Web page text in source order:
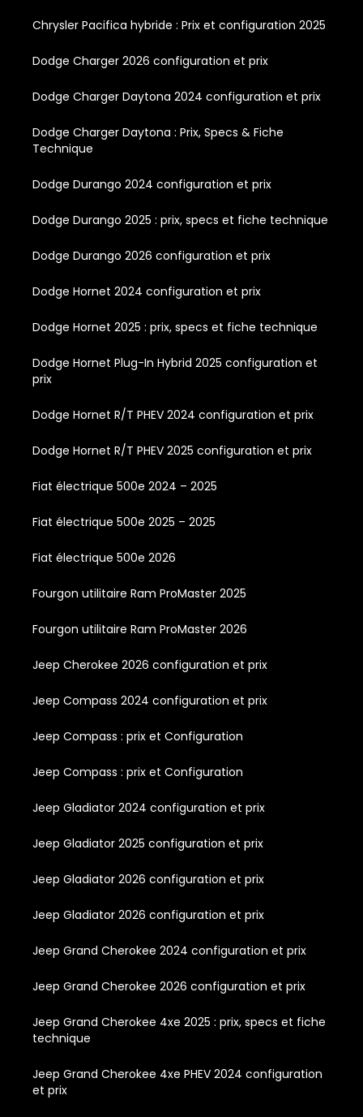
Chrysler Pacifica hybride : Prix et configuration 2025
Dodge Charger 2026 configuration et prix
Dodge Charger Daytona 2024 configuration et prix
Dodge Charger Daytona : Prix, Specs & Fiche
Technique
Dodge Durango 2024 configuration et prix
Dodge Durango 2025 : prix, specs et fiche technique
Dodge Durango 2026 configuration et prix
Dodge Hornet 2024 configuration et prix
Dodge Hornet 2025 : prix, specs et fiche technique
Dodge Hornet Plug-In Hybrid 2025 configuration et
prix
Dodge Hornet R/T PHEV 2024 configuration et prix
Dodge Hornet R/T PHEV 2025 configuration et prix
Fiat électrique 500e 2024 – 2025
Fiat électrique 500e 2025 – 2025
Fiat électrique 500e 2026
Fourgon utilitaire Ram ProMaster 2025
Fourgon utilitaire Ram ProMaster 2026
Jeep Cherokee 2026 configuration et prix
Jeep Compass 2024 configuration et prix
Jeep Compass : prix et Configuration
Jeep Compass : prix et Configuration
Jeep Gladiator 2024 configuration et prix
Jeep Gladiator 2025 configuration et prix
Jeep Gladiator 2026 configuration et prix
Jeep Gladiator 2026 configuration et prix
Jeep Grand Cherokee 2024 configuration et prix
Jeep Grand Cherokee 2026 configuration et prix
Jeep Grand Cherokee 4xe 2025 : prix, specs et fiche
technique
Jeep Grand Cherokee 4xe PHEV 2024 configuration
et prix